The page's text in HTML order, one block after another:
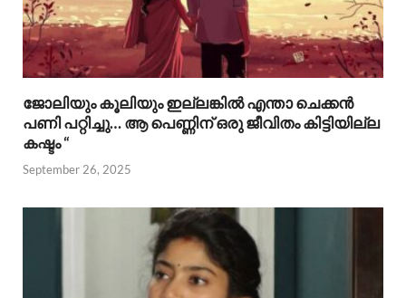
ജോലിയും കൂലിയും ഇല്ലങ്കിൽ എന്താ ചെക്കൻ
പണി പറ്റിച്ചു… ആ പെണ്ണിന് ഒരു ജീവിതം കിട്ടിയില്ല
കഷ്ടം “
September 26, 2025